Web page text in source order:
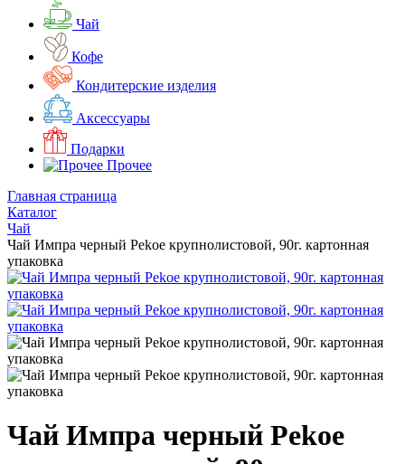
Чай
Кофе
Кондитерские изделия
Аксессуары
Подарки
Прочее
Главная страница
Каталог
Чай
Чай Импра черный Pekoe крупнолистовой, 90г. картонная
упаковка
Чай Импра черный Pekoe